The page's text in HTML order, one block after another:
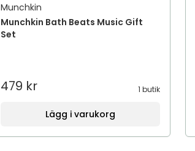
Munchkin
Munchkin Bath Beats Music Gift
Set
479 kr 1 butik
Lägg i varukorg